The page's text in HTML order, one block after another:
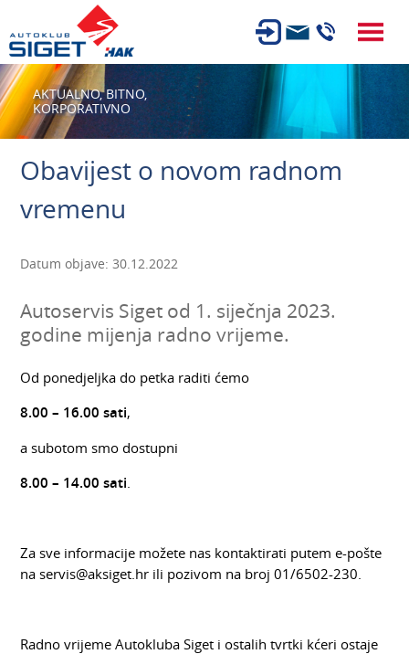
ČLANSTVO
TEHNIČKI PREGLED
AUTOSERVIS
KARIJERA
AKTUALNO,BITNO,
KORPORATIVNO
Obavijest o novom radnom
vremenu
Datum objave: 30.12.2022
Autoservis Siget od 1. siječnja 2023.
godine mijenja radno vrijeme.
Od ponedjeljka do petka raditi ćemo
8.00 – 16.00 sati,
a subotom smo dostupni
8.00 – 14.00 sati.
Za sve informacije možete nas kontaktirati putem e-pošte
na servis@aksiget.hr ili pozivom na broj 01/6502-230.
Radno vrijeme Autokluba Siget i ostalih tvrtki kćeri ostaje